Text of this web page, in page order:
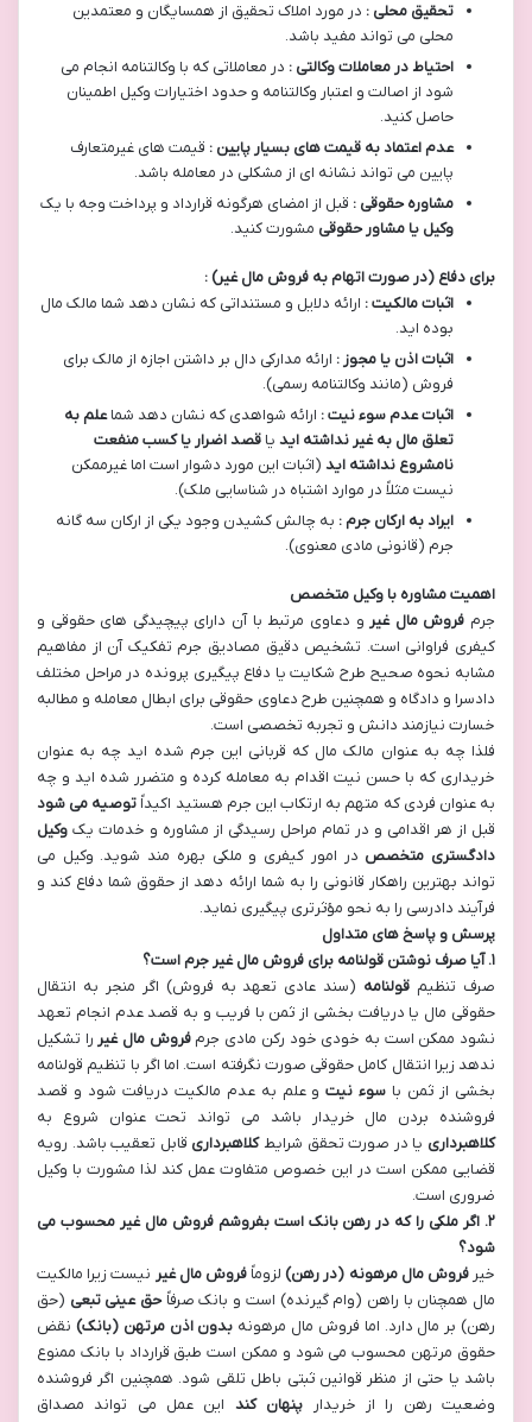
تحقیق محلی : در مورد املاک تحقیق از همسایگان و معتمدین
محلی می تواند مفید باشد.
احتیاط در معاملات وکالتی : در معاملاتی که با وکالتنامه انجام می
شود از اصالت و اعتبار وکالتنامه و حدود اختیارات وکیل اطمینان
حاصل کنید.
عدم اعتماد به قیمت های بسیار پایین : قیمت های غیرمتعارف
پایین می تواند نشانه ای از مشکلی در معامله باشد.
مشاوره حقوقی : قبل از امضای هرگونه قرارداد و پرداخت وجه با یک
وکیل یا مشاور حقوقی مشورت کنید.
برای دفاع (در صورت اتهام به فروش مال غیر) :
اثبات مالکیت : ارائه دلایل و مستنداتی که نشان دهد شما مالک مال
بوده اید.
اثبات اذن یا مجوز : ارائه مدارکی دال بر داشتن اجازه از مالک برای
فروش (مانند وکالتنامه رسمی).
اثبات عدم سوء نیت : ارائه شواهدی که نشان دهد شماعلم به
تعلق مال به غیر نداشته اید یا قصد اضرار یا کسب منفعت
نامشروع نداشته اید (اثبات این مورد دشوار است اما غیرممکن
نیست مثلاً در موارد اشتباه در شناسایی ملک).
ایراد به ارکان جرم : به چالش کشیدن وجود یکی از ارکان سه گانه
جرم (قانونی مادی معنوی).
اهمیت مشاوره با وکیل متخصص
جرم فروش مال غیر و دعاوی مرتبط با آن دارای پیچیدگی های حقوقی و
کیفری فراوانی است. تشخیص دقیق مصادیق جرم تفکیک آن از مفاهیم
مشابه نحوه صحیح طرح شکایت یا دفاع پیگیری پرونده در مراحل مختلف
دادسرا و دادگاه و همچنین طرح دعاوی حقوقی برای ابطال معامله و مطالبه
خسارت نیازمند دانش و تجربه تخصصی است.
فلذا چه به عنوان مالک مال که قربانی این جرم شده اید چه به عنوان
خریداری که با حسن نیت اقدام به معامله کرده و متضرر شده اید و چه
به عنوان فردی که متهم به ارتکاب این جرم هستید اکیداً توصیه می شود
قبل از هر اقدامی و در تمام مراحل رسیدگی از مشاوره و خدمات یک وکیل
دادگستری متخصص در امور کیفری و ملکی بهره مند شوید. وکیل می
تواند بهترین راهکار قانونی را به شما ارائه دهد از حقوق شما دفاع کند و
فرآیند دادرسی را به نحو مؤثرتری پیگیری نماید.
پرسش و پاسخ های متداول
۱.آیا صرف نوشتن قولنامه برای فروش مال غیر جرم است؟
صرف تنظیم قولنامه (سند عادی تعهد به فروش) اگر منجر به انتقال
حقوقی مال یا دریافت بخشی از ثمن با فریب و به قصد عدم انجام تعهد
نشود ممکن است به خودی خود رکن مادی جرمفروش مال غیر را تشکیل
ندهد زیرا انتقال کامل حقوقی صورت نگرفته است. اما اگر با تنظیم قولنامه
بخشی از ثمن با سوء نیتو علم به عدم مالکیت دریافت شود و قصد
فروشنده بردن مال خریدار باشد می تواند تحت عنوان شروع به
کلاهبرداری یا در صورت تحقق شرایطکلاهبرداری قابل تعقیب باشد. رویه
قضایی ممکن است در این خصوص متفاوت عمل کند لذا مشورت با وکیل
ضروری است.
۲. اگر ملکی را که در رهن بانک است بفروشم فروش مال غیر محسوب می
شود؟
خیرفروش مال مرهونه (در رهن)لزوماًفروش مال غیر نیست زیرا مالکیت
مال همچنان با راهن (وام گیرنده) است و بانک صرفاًحق عینی تبعی (حق
رهن) بر مال دارد. اما فروش مال مرهونه بدون اذن مرتهن (بانک) نقض
حقوق مرتهن محسوب می شود و ممکن است طبق قرارداد با بانک ممنوع
باشد یا حتی از منظر قوانین ثبتی باطل تلقی شود. همچنین اگر فروشنده
وضعیت رهن را از خریدار پنهان کند این عمل می تواند مصداق